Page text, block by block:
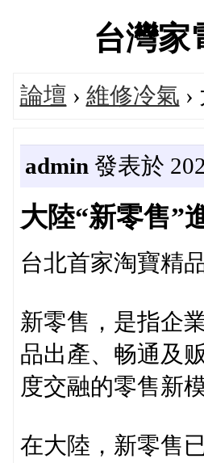
台灣家
論壇 › 維修冷氣
admin 發表於
大陸“新零售”
台北首家淘寶精品
新零售，是指企
品出產、畅通及
度交融的零售新
在大陸，新零售